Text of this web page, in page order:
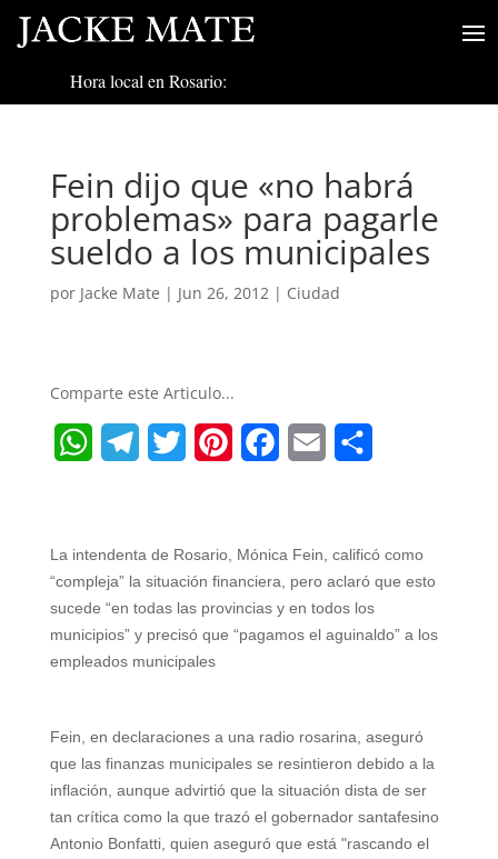
Hora local en Rosario:
Fein dijo que «no habrá
problemas» para pagarle
sueldo a los municipales
por Jacke Mate | Jun 26, 2012| Ciudad
Comparte este Articulo...
W
t
s
A
p
e
g
r
a
t
t
e
r
t
e
r
t
e
b
o
i
l
r
e
La intendenta de Rosario, Mónica Fein, calificó como
“compleja” la situación financiera, pero aclaró que esto
sucede “en todas las provincias y en todos los
municipios” y precisó que “pagamos el aguinaldo” a los
empleados municipales
Fein, en declaraciones a una radio rosarina, aseguró
que las finanzas municipales se resintieron debido a la
inflación, aunque advirtió que la situación dista de ser
tan crítica como la que trazó el gobernador santafesino
Antonio Bonfatti, quien aseguró que está "rascando el